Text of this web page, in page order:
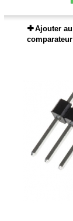
Ajouter au
comparateur